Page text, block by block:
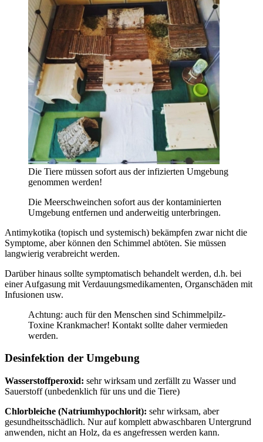
Die Tiere müssen sofort aus der infizierten Umgebung
genommen werden!
Die Meerschweinchen sofort aus der kontaminierten
Umgebung entfernen und anderweitig unterbringen.
Antimykotika (topisch und systemisch) bekämpfen zwar nicht die
Symptome, aber können den Schimmel abtöten. Sie müssen
langwierig verabreicht werden.
Darüber hinaus sollte symptomatisch behandelt werden, d.h. bei
einer Aufgasung mit Verdauungsmedikamenten, Organschäden mit
Infusionen usw.
Achtung: auch für den Menschen sind Schimmelpilz-
Toxine Krankmacher! Kontakt sollte daher vermieden
werden.
Desinfektion der Umgebung
Wasserstoffperoxid: sehr wirksam und zerfällt zu Wasser und
Sauerstoff (unbedenklich für uns und die Tiere)
Chlorbleiche (Natriumhypochlorit): sehr wirksam, aber
gesundheitsschädlich. Nur auf komplett abwaschbaren Untergrund
anwenden, nicht an Holz, da es angefressen werden kann.